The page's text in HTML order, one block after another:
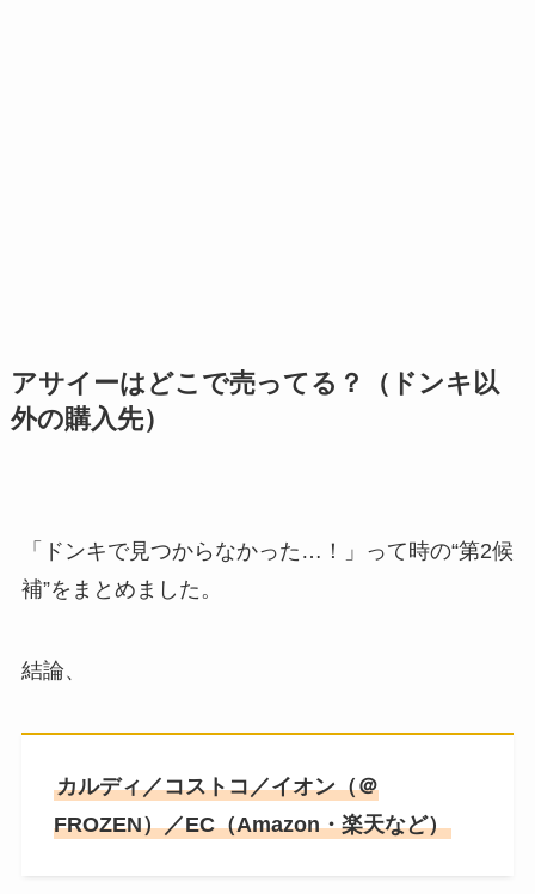
アサイーはどこで売ってる？（ドンキ以
外の購入先）
「ドンキで見つからなかった…！」って時の“第2候
補”をまとめました。
結論、
カルディ／コストコ／イオン（＠
FROZEN）／EC（Amazon・楽天など）